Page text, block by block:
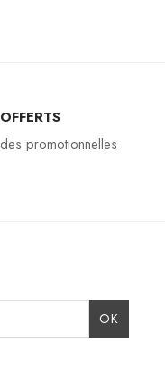
promotionnelles